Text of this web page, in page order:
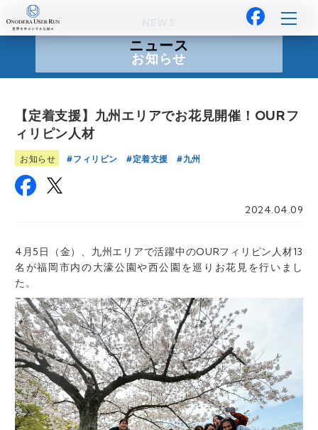
ニュース
お知らせ
【定着支援】九州エリアでお花見開催！OURフ
ィリピン人材
お知らせ フィリピン 定着支援 九州
2024.04.09
4月5日（金）、九州エリアで活躍中のOURフィリピン人材13
名が福岡市内の大濠公園や西公園を巡りお花見を行いまし
た。